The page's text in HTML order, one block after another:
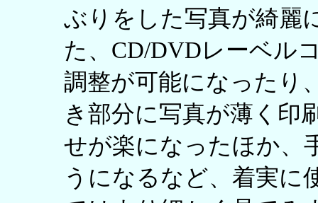
ぶりをした写真が綺麗
た、CD/DVDレーベル
調整が可能になったり
き部分に写真が薄く印
せが楽になったほか、
うになるなど、着実に